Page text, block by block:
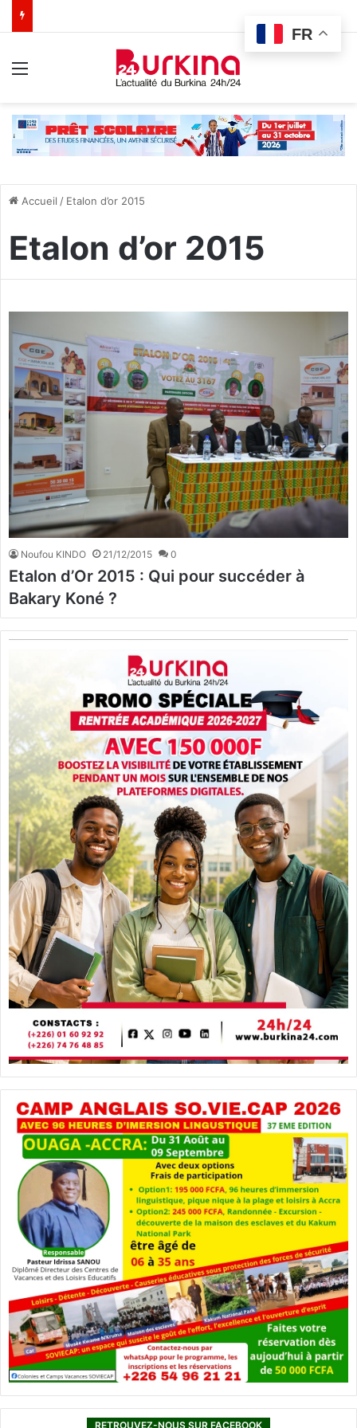
Accueil / Etalon d’or 2015
Etalon d’or 2015
Noufou KINDO 21/12/2015 0
Etalon d’Or 2015 : Qui pour succéder à
Bakary Koné ?
RETROUVEZ-NOUS SUR FACEBOOK
FR